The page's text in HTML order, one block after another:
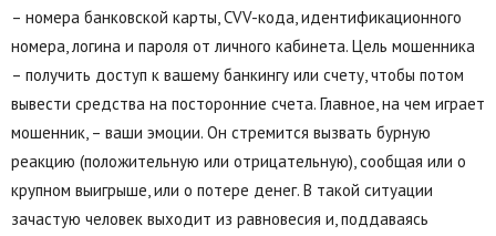
– номера банковской карты, CVV-кода, идентификационного
номера, логина и пароля от личного кабинета. Цель мошенника
– получить доступ к вашему банкингу или счету, чтобы потом
вывести средства на посторонние счета. Главное, на чем играет
мошенник, – ваши эмоции. Он стремится вызвать бурную
реакцию (положительную или отрицательную), сообщая или о
крупном выигрыше, или о потере денег. В такой ситуации
зачастую человек выходит из равновесия и, поддаваясь